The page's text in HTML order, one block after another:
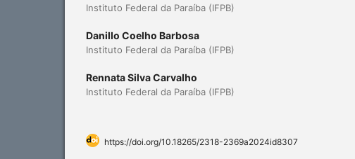
Instituto Federal da Paraíba (IFPB)
Danillo Coelho Barbosa
Instituto Federal da Paraíba (IFPB)
Rennata Silva Carvalho
Instituto Federal da Paraíba (IFPB)
https://doi.org/10.18265/2318-2369a2024id8307